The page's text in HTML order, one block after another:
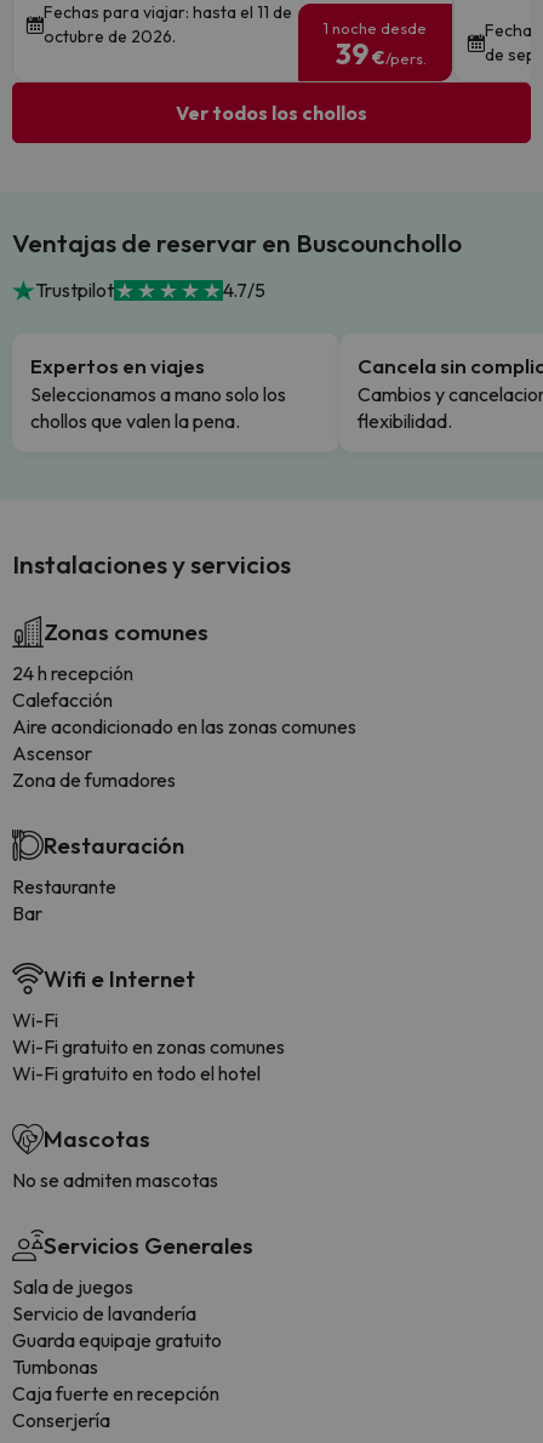
Fechas para viajar: hasta el 11 de
octubre de 2026.
1 noche desde
39€/pers.
de
Ver todos los chollos
Ventajas de reservar en Buscounchollo
Trustpilot 4.7/5
Expertos en viajes
Seleccionamos a mano solo los
chollos que valen la pena.
Cancela sin
Cambios y
flexibilidad.
Instalaciones y servicios
Zonas comunes
24 h recepción
Calefacción
Aire acondicionado en las zonas comunes
Ascensor
Zona de fumadores
Restauración
Restaurante
Bar
Wifi e Internet
Wi-Fi
Wi-Fi gratuito en zonas comunes
Wi-Fi gratuito en todo el hotel
Mascotas
No se admiten mascotas
Servicios Generales
Sala de juegos
Servicio de lavandería
Guarda equipaje gratuito
Tumbonas
Caja fuerte en recepción
Conserjería